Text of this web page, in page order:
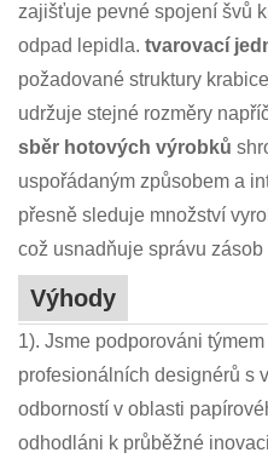
zajišťuje pevné spojení švů
odpad lepidla. tvarovací
požadované struktury
udržuje stejné rozměry
sběr hotových výrobků
uspořádaným způsobem a
přesně sleduje množství
což usnadňuje správu
Výhody
1). Jsme podporováni
profesionálních designérů s
odborností v oblasti
odhodláni k průběžné